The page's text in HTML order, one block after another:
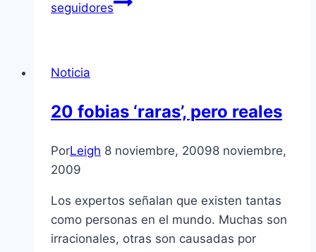
seguidores
Noticia
20 fobias ‘raras’, pero reales
PorLeigh 8 noviembre, 20098 noviembre,
2009
Los expertos señalan que existen tantas
como personas en el mundo. Muchas son
irracionales, otras son causadas por